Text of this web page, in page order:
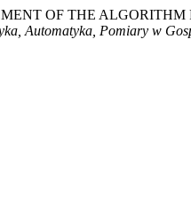
OF THE
Automatyka, Pomiary w